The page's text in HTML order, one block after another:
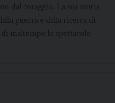
dal coraggio. La sua storia
guerra e dalla ricerca di
maltempo lo spettacolo